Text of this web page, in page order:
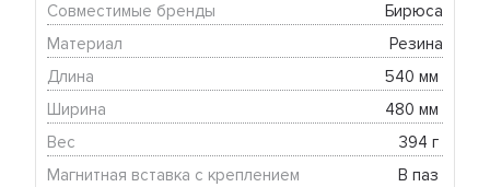
Совместимые бренды
Бирюса
Материал
Резина
Длина
540 мм
Ширина
480 мм
Вес
394 г
Магнитная вставка с креплением
В паз